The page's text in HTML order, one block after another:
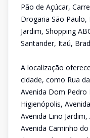
Pão de Açúcar,
Drogaria São Paulo,
Jardim, Shopping
Santander, Itaú,
A localização
cidade, como Rua
Avenida Dom Pedro
Higienópolis,
Avenida Lino
Avenida Caminho